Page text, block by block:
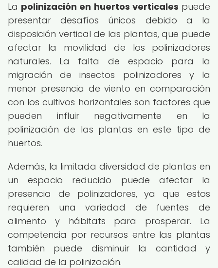
La polinización en huertos verticales puede
presentar desafíos únicos debido a la
disposición vertical de las plantas, que puede
afectar la movilidad de los polinizadores
naturales. La falta de espacio para la
migración de insectos polinizadores y la
menor presencia de viento en comparación
con los cultivos horizontales son factores que
pueden influir negativamente en la
polinización de las plantas en este tipo de
huertos.
Además, la limitada diversidad de plantas en
un espacio reducido puede afectar la
presencia de polinizadores, ya que estos
requieren una variedad de fuentes de
alimento y hábitats para prosperar. La
competencia por recursos entre las plantas
también puede disminuir la cantidad y
calidad de la polinización.